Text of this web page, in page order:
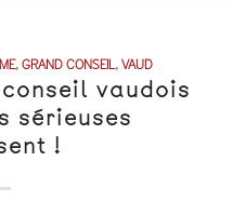
,GRAND CONSEIL,VAUD
vaudois
sérieuses
!